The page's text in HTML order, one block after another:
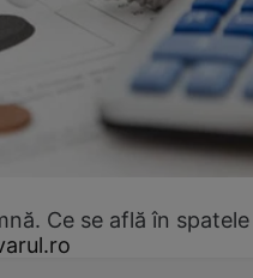
Ce se află în spatele